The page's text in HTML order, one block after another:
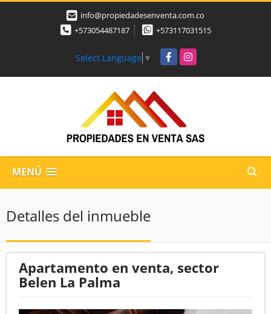
info@propiedadesenventa.com.co
+573054487187
+573117031515
Select Language ▼ FacebookInstagram
MENÚ
Detalles del inmueble
Apartamento en venta, sector
Belen La Palma